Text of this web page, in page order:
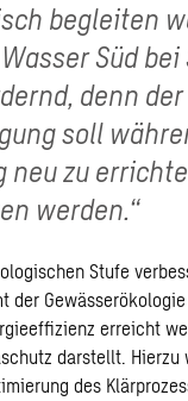
begleiten
Süd bei
denn
soll
neu zu
werden.“
Stufe
der
erreicht
darstellt.
des